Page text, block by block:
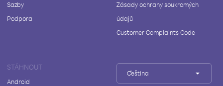
Sazby
Podpora
Zásady ochrany soukromých
údajů
Customer Complaints Code
STÁHNOUT
Android
Čeština